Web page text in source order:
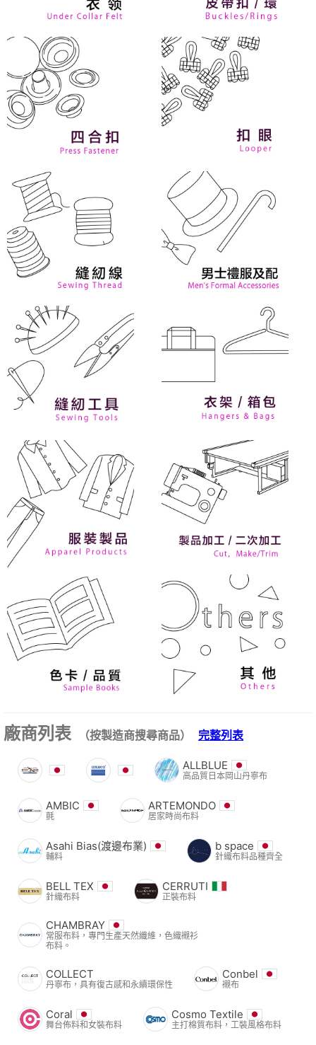
廠商列表 （按製造商搜尋商品） 完整列表
ALLBLUE
高品質日本岡山丹寧布
AMBIC
氈
ARTEMONDO
居家時尚布料
Asahi Bias(渡邊布業)
輔料
b space
針織布料品種齊全
BELL TEX
針織布料
CERRUTI
正裝布料
CHAMBRAY
常服布料，專門生產天然纖維，色織襯衫
布料。
COLLECT
丹寧布，具有復古感和永續環保性
Conbel
襯布
Coral
舞台佈料和女裝布料
Cosmo Textile
主打棉質布料，工裝風格布料